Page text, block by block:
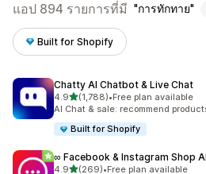
แอป 894 รายการที่มี การทักทาย
Built for Shopify
Chatty AI Chatbot & Live Chat
4.9เต็ม 5 ดาว
(1,788)
ทั้งหมด 1788 รีวิว
•Free plan available
AI Chat & sale: recommend
Built for Shopify
∞ Facebook & Instagram Shop AI
4.9เต็ม 5 ดาว
(269)•Free plan available